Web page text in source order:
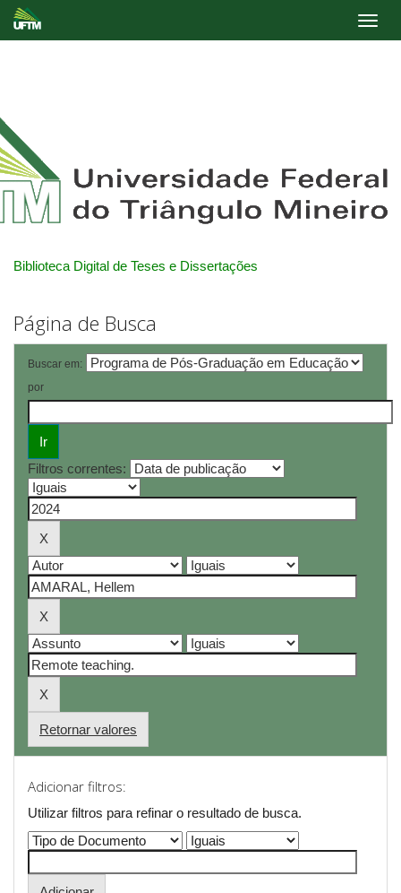
Biblioteca Digital de Teses e Dissertações
Página de Busca
Buscar em:
por
Filtros correntes:
Retornar valores
Adicionar filtros:
Utilizar filtros para refinar o resultado de busca.